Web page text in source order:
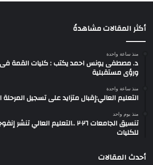
أكثر المقالات مشاهدةً
منذ ساعة واحدة
د. مصطفى يونس احمد يكتب : كليات القمة فى
ورؤى مستقبلية
منذ ساعة واحدة
التعليم العالي:إقبال متزايد على تسجيل المرحلة
منذ يوم واحد
تنسيق الجامعات ٢٠٢٦ ..التعليم العالي
للكليات
أحدث المقالات